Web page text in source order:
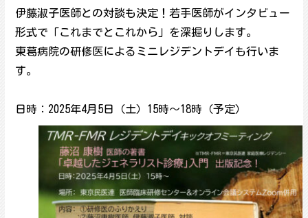
伊藤淑子医師との対談も決定！若手医師がインタビュー
形式で「これまでとこれから」を深掘りします。
東葛病院の研修医によるミニレジデントデイも行いま
す。
日時：2025年4月5日（土）15時～18時（予定）